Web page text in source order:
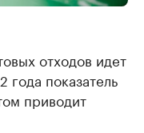
отходов идет
года показатель
приводит